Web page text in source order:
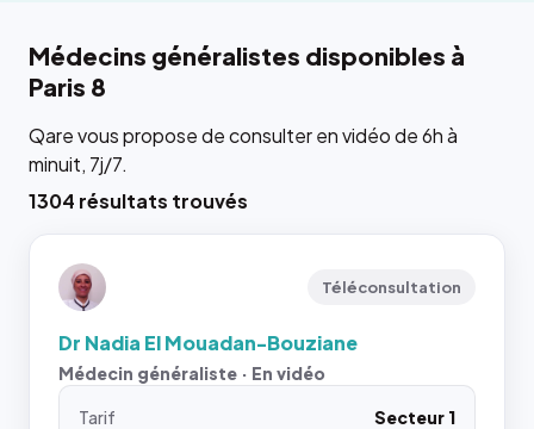
Médecins généralistes disponibles à
Paris 8
Qare vous propose de consulter en vidéo de 6h à
minuit, 7j/7.
1304 résultats trouvés
Téléconsultation
Dr Nadia El Mouadan-Bouziane
Médecin généraliste · En vidéo
Tarif
Secteur 1